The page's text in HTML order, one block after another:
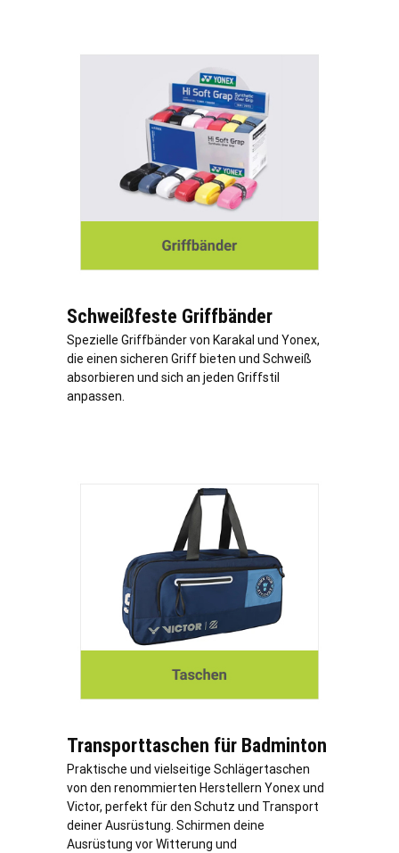
Schweißfeste Griffbänder
Spezielle Griffbänder von Karakal und Yonex,
die einen sicheren Griff bieten und Schweiß
absorbieren und sich an jeden Griffstil
anpassen.
Transporttaschen für Badminton
Praktische und vielseitige Schlägertaschen
von den renommierten Herstellern Yonex und
Victor, perfekt für den Schutz und Transport
deiner Ausrüstung. Schirmen deine
Ausrüstung vor Witterung und